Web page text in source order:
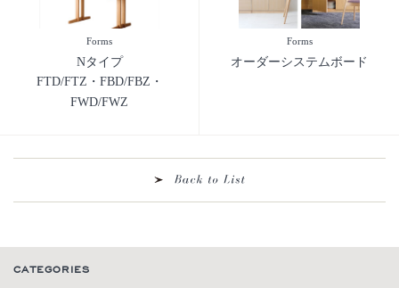
Forms
Nタイプ
FTD/FTZ・FBD/FBZ・
FWD/FWZ
Forms
オーダーシステムボード
CATEGORIES